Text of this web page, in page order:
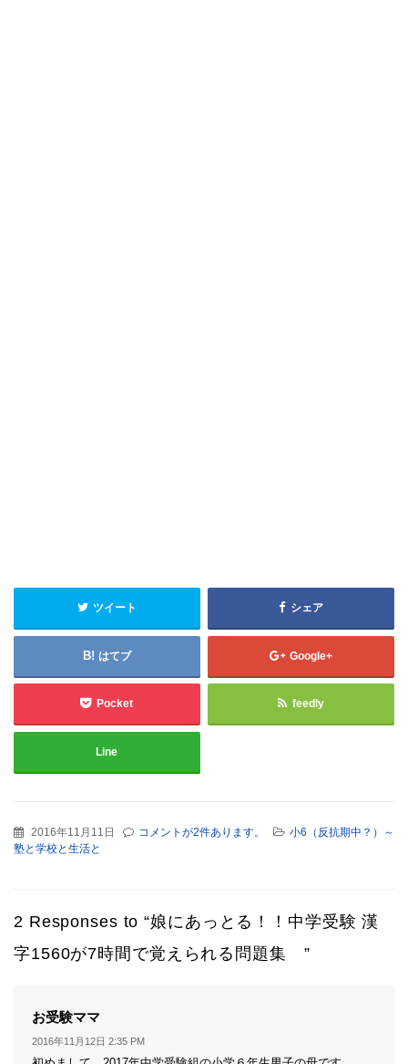
ツイート シェア
はてブ Google+
Pocket feedly
Line
2016年11月11日 コメントが2件あります。
小6（反抗期中？）～
塾と学校と生活と
2 Responses to “娘にあっとる！！中学受験 漢
字1560が7時間で覚えられる問題集 ”
お受験ママ
り:
2016年11月12日 2:35 PM